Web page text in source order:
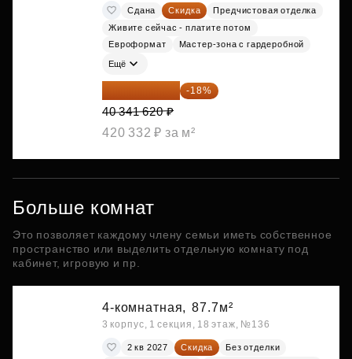
Сдана Скидка
Предчистовая отделка
Живите сейчас - платите потом
Евроформат
Мастер-зона с гардеробной
Ещё
33 080 128 ₽ -18%
40 341 620 ₽
420 332 ₽ за м²
Больше комнат
Это позволяет каждому члену семьи иметь собственное
пространство или выделить отдельную комнату под
кабинет, игровую и пр.
4-комнатная, 87.7м²
3 корпус, 1 секция, 18 этаж, №136
2 кв 2027 Скидка
Без отделки